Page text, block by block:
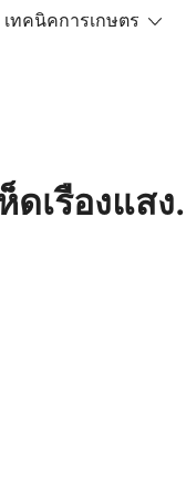
เทคนิคการเกษตร
ดเรืองแส